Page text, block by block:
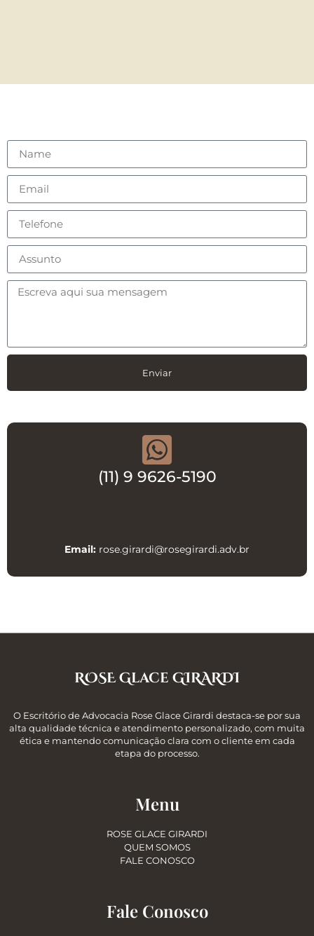
Enviar
(11) 9 9626-5190
Email: rose.girardi@rosegirardi.adv.br
ROSE Glace GIRARDI
O Escritório de Advocacia Rose Glace Girardi destaca-se por sua
alta qualidade técnica e atendimento personalizado, com muita
ética e mantendo comunicação clara com o cliente em cada
etapa do processo.
Menu
ROSE GLACE GIRARDI
QUEM SOMOS
FALE CONOSCO
Fale Conosco